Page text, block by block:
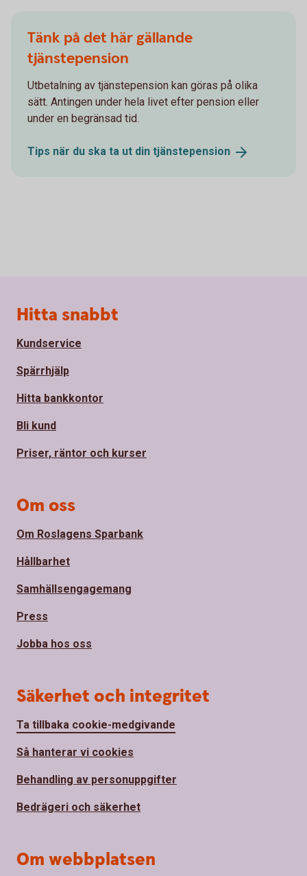
Tänk på det här gällande
tjänstepension
Utbetalning av tjänstepension kan göras på olika
sätt. Antingen under hela livet efter pension eller
under en begränsad tid.
Tips när du ska ta ut din tjänstepension
Sidfot
Hitta snabbt
Kundservice
Spärrhjälp
Hitta bankkontor
Bli kund
Priser, räntor och kurser
Om oss
Om Roslagens Sparbank
Hållbarhet
Samhällsengagemang
Press
Jobba hos oss
Säkerhet och integritet
Ta tillbaka cookie-medgivande
Så hanterar vi cookies
Behandling av personuppgifter
Bedrägeri och säkerhet
Om webbplatsen